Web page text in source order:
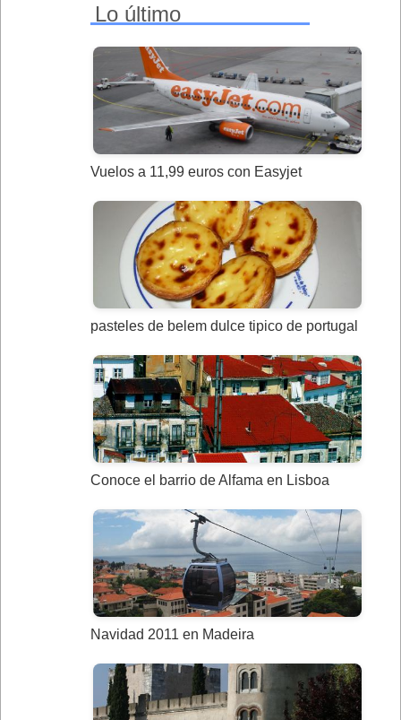
Lo último
Vuelos a 11,99 euros con Easyjet
pasteles de belem dulce tipico de portugal
Conoce el barrio de Alfama en Lisboa
Navidad 2011 en Madeira